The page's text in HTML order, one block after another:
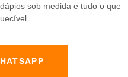
sob medida e tudo o que